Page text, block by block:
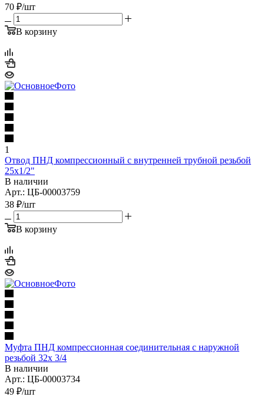
70 ₽/шт
В корзину
1
Отвод ПНД компрессионный с внутренней трубной резьбой
25х1/2"
В наличии
Арт.: ЦБ-00003759
38 ₽/шт
В корзину
Муфта ПНД компрессионная соединительная с наружной
резьбой 32х 3/4
В наличии
Арт.: ЦБ-00003734
49 ₽/шт